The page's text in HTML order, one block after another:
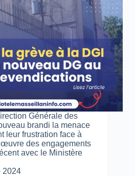
Générale des
brandi la menace
leur frustration face à
œuvre des engagements
avec le Ministère
2024